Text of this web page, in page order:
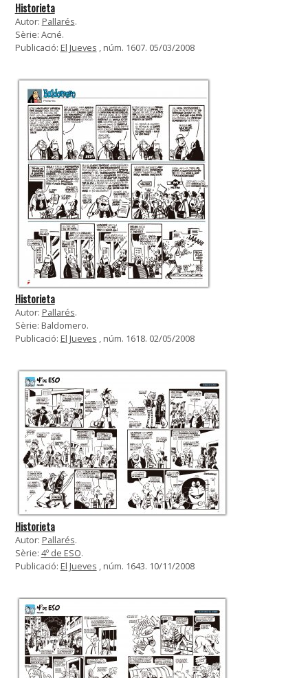
Historieta
Autor: Pallarés.
Sèrie: Acné.
Publicació: El Jueves , núm. 1607. 05/03/2008
Historieta
Autor: Pallarés.
Sèrie: Baldomero.
Publicació: El Jueves , núm. 1618. 02/05/2008
Historieta
Autor: Pallarés.
Sèrie: 4º de ESO.
Publicació: El Jueves , núm. 1643. 10/11/2008